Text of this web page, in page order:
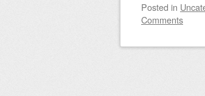
Posted in
Comments